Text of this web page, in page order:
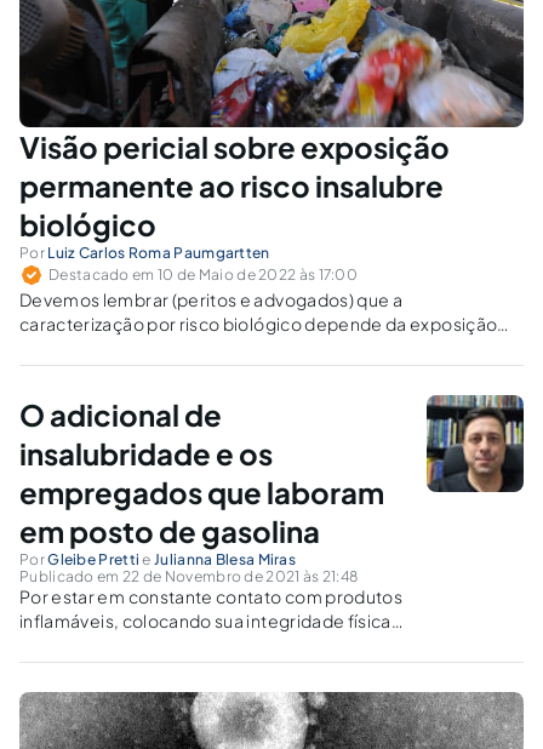
Visão pericial sobre exposição
permanente ao risco insalubre
biológico
Por Luiz Carlos Roma Paumgartten
Destacado em 10 de Maio de 2022 às 17:00
Devemos lembrar (peritos e advogados) que a
caracterização por risco biológico depende da exposição
O adicional de
insalubridade e os
empregados que laboram
em posto de gasolina
PorGleibe Pretti e Julianna Blesa Miras
Publicado em 22 de Novembro de 2021 às 21:48
Por estar em constante contato com produtos
inflamáveis, colocando sua integridade física
gasolina tem direito ao adicional de
periculosidade, conforme súmula 39 do TST.